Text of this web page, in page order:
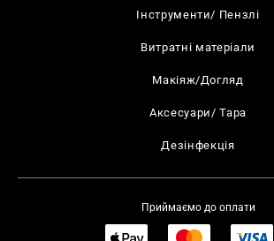
Інструменти/ Пензлі
Витратні матеріали
Макіяж/Догляд
Аксесуари/ Тара
Дезінфекція
Приймаємо до оплати